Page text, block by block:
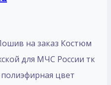
на заказ Костюм
для МЧС России тк
цвет